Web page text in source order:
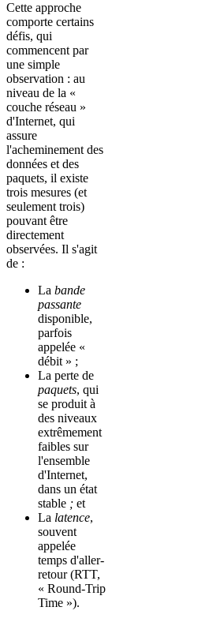
Cette approche
comporte certains
défis, qui
commencent par
une simple
observation : au
niveau de la «
couche réseau »
d'Internet, qui
assure
l'acheminement des
données et des
paquets, il existe
trois mesures (et
seulement trois)
pouvant être
directement
observées. Il s'agit
de :
La bande
passante
disponible,
parfois
appelée «
débit » ;
La perte de
paquets, qui
se produit à
des niveaux
extrêmement
faibles sur
l'ensemble
d'Internet,
dans un état
stable ; et
La latence,
souvent
appelée
temps d'aller-
retour (RTT,
« Round-Trip
Time »).